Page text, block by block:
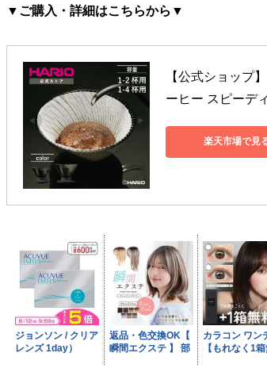
▼ご購入・詳細はこちらから▼
【公式ショップ
ーヒー スピーデ
楽天市場で見